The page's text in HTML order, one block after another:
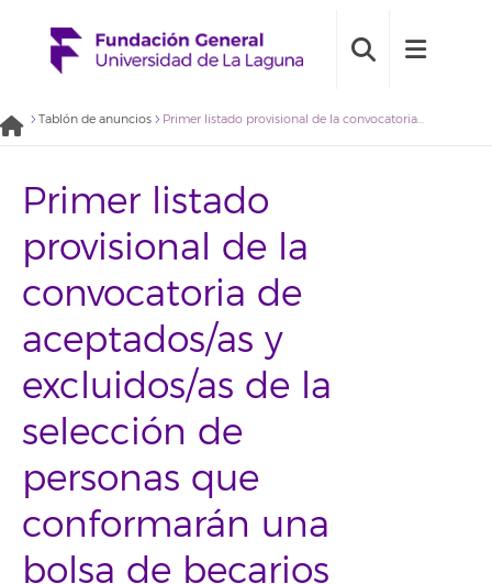
Tablón de anuncios Primer listado provisional de la convocatoria de aceptados/as y excluidos/as de la selección de personas que conformarán una bolsa de becarios con perfil administrativo. (2019BDB008)
Primer listado
provisional de la
convocatoria de
aceptados/as y
excluidos/as de la
selección de
personas que
conformarán una
bolsa de becarios